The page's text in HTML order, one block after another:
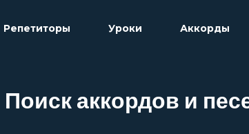
Репетиторы Уроки Аккорды
Поиск аккордов и